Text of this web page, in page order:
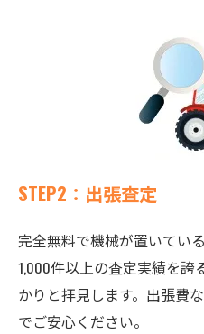
STEP2：出張査定
完全無料で機械が置いてい
1,000件以上の査定実績を誇
かりと拝見します。出張費
でご安心ください。